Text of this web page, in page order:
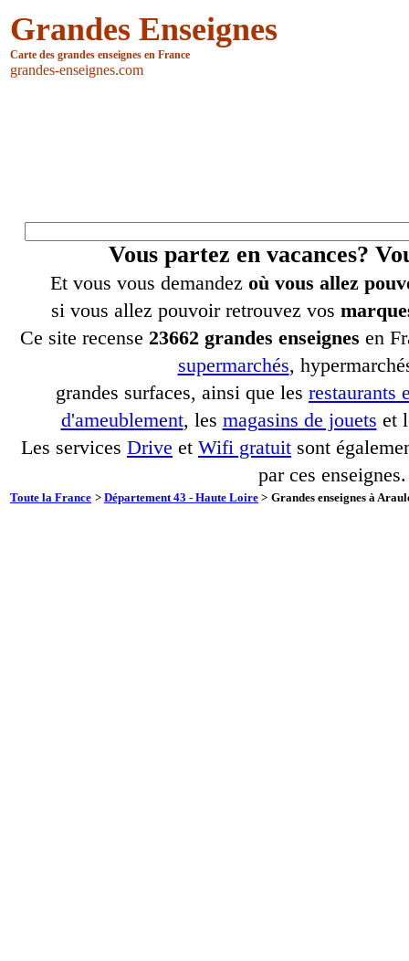
Grandes Enseignes
Carte des grandes enseignes en France
grandes-enseignes.com
Vous partez en vacances?
Et vous vous demandez où vous allez
si vous allez pouvoir retrouvez vos
Ce site recense 23662 grandes enseignes en
supermarchés,
grandes surfaces, ainsi que les restaurants
d'ameublement, les magasins de jouets et
Les services Drive et Wifi gratuit sont
par ces enseignes.
Toute la France > Département 43 - Haute Loire > Grandes enseignes à